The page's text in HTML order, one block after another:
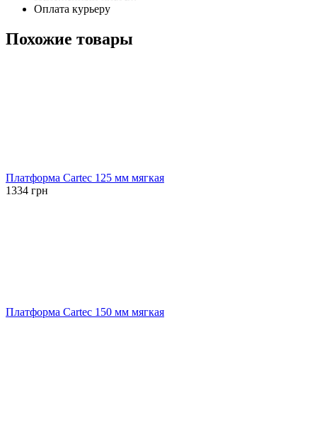
Оплата курьеру
Похожие товары
Платформа Cartec 125 мм мягкая
1334 грн
Платформа Cartec 150 мм мягкая